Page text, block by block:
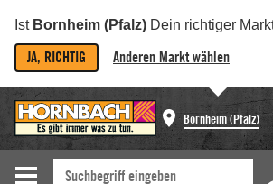
Ist Bornheim (Pfalz) Dein richtiger
JA, RICHTIG Anderen Markt wählen
Bornheim (Pfalz)